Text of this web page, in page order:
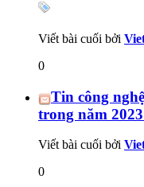
Viết bài cuối bởi
0
Tin công
trong năm 2023
Viết bài cuối bởi
0